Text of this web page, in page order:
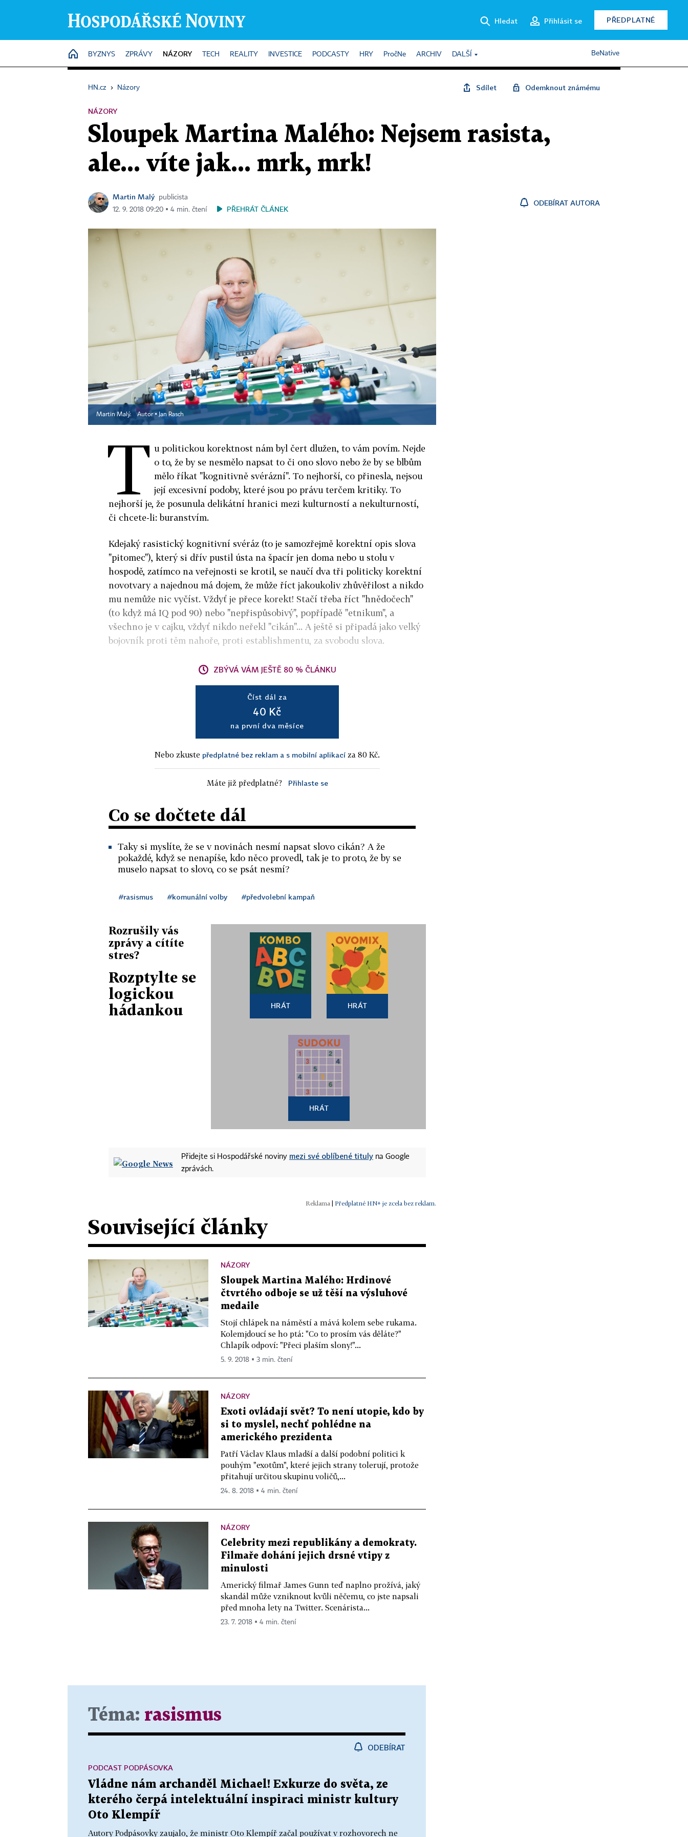
Hledat Přihlásit se PŘEDPLATNÉ
HOME
BYZNYS ZPRÁVY NÁZORY TECH REALITY INVESTICE PODCASTY HRY PročNe ARCHIV DALŠÍ BeNative
HN.cz › Názory Sdílet Odemknout známému
NÁZORY
Sloupek Martina Malého: Nejsem rasista,
ale... víte jak... mrk, mrk!
Martin Malý
publicista
12. 9. 2018 09:20 ▪ 4 min. čtení
PŘEHRÁT ČLÁNEK
ODEBÍRAT AUTORA
Martin Malý. Autor ▪Jan Rasch
T u politickou korektnost nám byl čert dlužen, to vám povím. Nejde
o to, že by se nesmělo napsat to či ono slovo nebo že by se blbům
mělo říkat "kognitivně svérázní". To nejhorší, co přinesla, nejsou
její excesivní podoby, které jsou po právu terčem kritiky. To
nejhorší je, že posunula delikátní hranici mezi kulturností a nekulturností,
či chcete-li: buranstvím.
Kdejaký rasistický kognitivní svéráz (to je samozřejmě korektní opis slova
"pitomec"), který si dřív pustil ústa na špacír jen doma nebo u stolu v
hospodě, zatímco na veřejnosti se krotil, se naučí dva tři politicky korektní
novotvary a najednou má dojem, že může říct jakoukoliv zhůvěřilost a nikdo
mu nemůže nic vyčíst. Vždyť je přece korekt! Stačí třeba říct "hnědočech"
(to když má IQ pod 90) nebo "nepřispůsobivý", popřípadě "etnikum", a
všechno je v cajku, vždyť nikdo neřekl "cikán"... A ještě si připadá jako velký
bojovník proti těm nahoře, proti establishmentu, za svobodu slova.
ZBÝVÁ VÁM JEŠTĚ 80 % ČLÁNKU
Číst dál za
40 Kč
na první dva měsíce
Nebo zkuste předplatné bez reklam a s mobilní aplikací za 80 Kč.
Máte již předplatné? Přihlaste se
Co se dočtete dál
Taky si myslíte, že se v novinách nesmí napsat slovo cikán? A že
pokaždé, když se nenapíše, kdo něco provedl, tak je to proto, že by se
muselo napsat to slovo, co se psát nesmí?
#rasismus #komunální volby #předvolební kampaň
Rozrušily vás
zprávy a cítíte
stres?
Rozptylte se
logickou
hádankou
HRÁT HRÁT
HRÁT
Přidejte si Hospodářské noviny mezi své oblíbené tituly na Google
zprávách.
| Předplatné HN+ je zcela bez reklam.
Související články
NÁZORY
Sloupek Martina Malého: Hrdinové
čtvrtého odboje se už těší na výsluhové
medaile
Stojí chlápek na náměstí a mává kolem sebe rukama.
Kolemjdoucí se ho ptá: "Co to prosím vás děláte?"
Chlapík odpoví: "Přeci plaším slony!"...
5. 9. 2018 ▪ 3 min. čtení
NÁZORY
Exoti ovládají svět? To není utopie, kdo by
si to myslel, nechť pohlédne na
amerického prezidenta
Patří Václav Klaus mladší a další podobní politici k
pouhým "exotům", které jejich strany tolerují, protože
přitahují určitou skupinu voličů,...
24. 8. 2018 ▪ 4 min. čtení
NÁZORY
Celebrity mezi republikány a demokraty.
Filmaře dohání jejich drsné vtipy z
minulosti
Americký filmař James Gunn teď naplno prožívá, jaký
skandál může vzniknout kvůli něčemu, co jste napsali
před mnoha lety na Twitter. Scenárista...
23. 7. 2018 ▪ 4 min. čtení
Téma: rasismus
ODEBÍRAT
Vládne nám archanděl Michael! Exkurze do světa, ze
kterého čerpá intelektuální inspiraci ministr kultury
Oto Klempíř
Autory Podpásovky zaujalo, že ministr Oto Klempíř začal používat v rozhovorech ne
PODCAST PODPÁSOVKA